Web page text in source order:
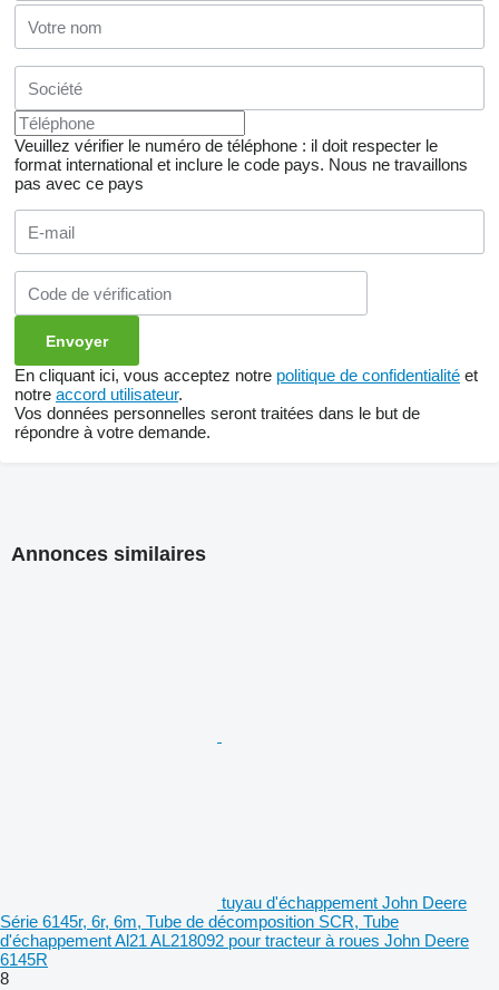
Veuillez vérifier le numéro de téléphone : il doit respecter le
format international et inclure le code pays. Nous ne travaillons
pas avec ce pays
En cliquant ici, vous acceptez notre politique de confidentialité et
notre accord utilisateur.
Vos données personnelles seront traitées dans le but de
répondre à votre demande.
Annonces similaires
tuyau d'échappement John Deere
Série 6145r, 6r, 6m, Tube de décomposition SCR, Tube
d'échappement Al21 AL218092 pour tracteur à roues John Deere
6145R
8